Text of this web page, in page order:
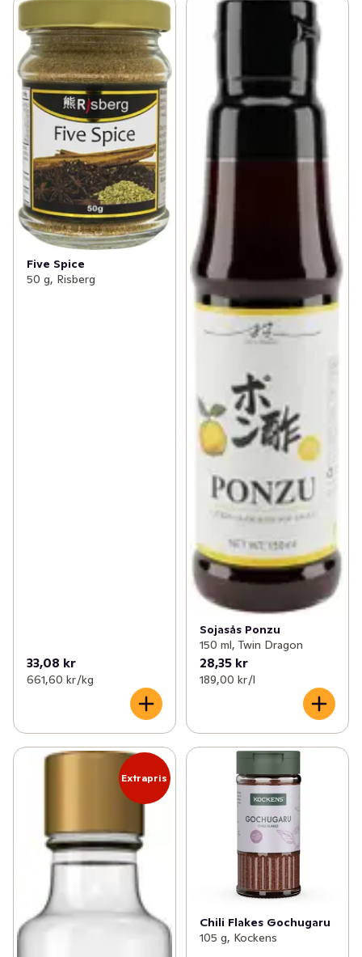
Five Spice
50 g, Risberg
33,08 kr
661,60 kr /kg
Sojasås Ponzu
150 ml, Twin Dragon
28,35 kr
189,00 kr /l
Extrapris
Chili Flakes Gochugaru
105 g, Kockens